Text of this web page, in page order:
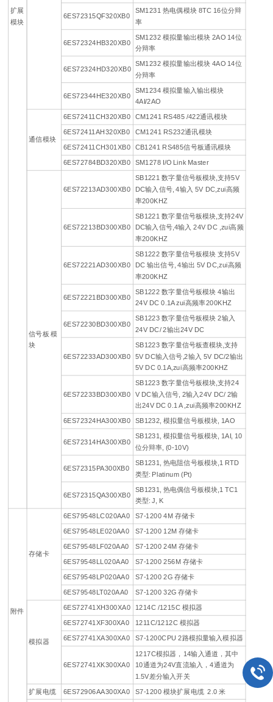
扩展
模块
6ES72315QF320XB0
SM1231 热电偶模块 8TC 16位分辩
率
6ES72324HB320XB0
SM1232 模拟量输出模块 2AO 14位
分辩率
6ES72324HD320XB0
SM1232 模拟量输出模块 4AO 14位
分辩率
6ES72344HE320XB0
SM1234 模拟量输入输出模块
4AI/2AO
通信模块
6ES72411CH320XB0 CM1241 RS485 /422通讯模块
6ES72411AH320XB0
CM1241 RS232通讯模块
6ES72411CH301XB0
CB1241 RS485信号板通讯模块
6ES72784BD320XB0
SM1278 I/O Link Master
信号板 模
块
6ES72213AD300XB0
SB1221 数字量信号板模块,支持5V
DC输入信号, 4输入 5V DC,zui高频
率200KHZ
6ES72213BD300XB0
SB1221 数字量信号板模块,支持24V
DC输入信号,4输入 24V DC ,zui高频
率200KHZ
6ES72221AD300XB0
SB1222 数字量信号板模块 支持5V
DC 输出信号, 4输出 5V DC,zui高频
率200KHZ
6ES72221BD300XB0
SB1222 数字量信号板模块 4输出
24V DC 0.1A zui高频率200KHZ
6ES72230BD300XB0
SB1223 数字量信号板模块 2输入
24V DC/ 2输出24V DC
6ES72233AD300XB0
SB1223 数字量信号板查模块,支持
5V DC输入信号,2输入 5V DC/2输出
5V DC 0.1A,zui高频率200KHZ
6ES72233BD300XB0
SB1223 数字量信号板模块,支持24
V DC输入信号, 2输入24V DC/ 2输
出24V DC 0.1 A ,zui高频率200KHZ
6ES72324HA300XB0
SB1232, 模拟量信号板模块, 1AO
6ES72314HA300XB0
SB1231, 模拟量信号板模块, 1AI, 10
位分辩率, (0-10V)
6ES72315PA300XB0
SB1231, 热电阻信号板模块,1 RTD
类型: Platinum (Pt)
6ES72315QA300XB0
SB1231, 热电偶信号板模块,1 TC1
类型: J, K
附件
存储卡
6ES79548LC020AA0
S7-1200 4M 存储卡
6ES79548LE020AA0
S7-1200 12M 存储卡
6ES79548LF020AA0
S7-1200 24M 存储卡
6ES79548LL020AA0
S7-1200 256M 存储卡
6ES79548LP020AA0
S7-1200 2G 存储卡
6ES79548LT020AA0 S7-1200 32G 存储卡
模拟器
6ES72741XH300XA0 1214C /1215C 模拟器
6ES72741XF300XA0
1211C/1212C 模拟器
6ES72741XA300XA0
S7-1200CPU 2路模拟量输入模拟器
6ES72741XK300XA0
1217C模拟器，14输入通道，其中
10通道为24V直流输入，4通道为
1.5V差分输入开关
扩展电缆
6ES72906AA300XA0
S7-1200 模块扩展电缆 2.0 米